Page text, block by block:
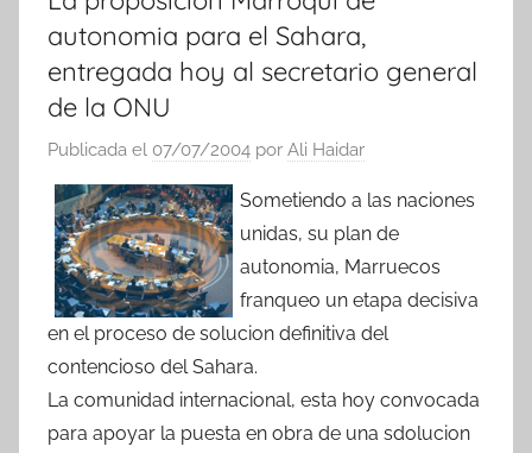
autonomia para el Sahara,
entregada hoy al secretario general
de la ONU
Publicada el 07/07/2004 por Ali Haidar
Sometiendo a las naciones
unidas, su plan de
autonomia, Marruecos
franqueo un etapa decisiva
en el proceso de solucion definitiva del
contencioso del Sahara.
La comunidad internacional, esta hoy convocada
para apoyar la puesta en obra de una sdolucion